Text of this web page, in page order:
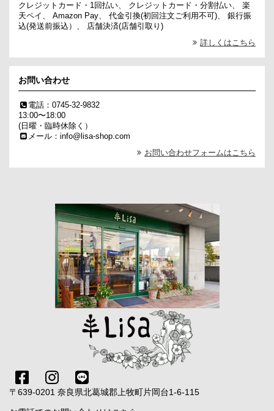
クレジットカード・1回払い、 クレジットカード・分割払い、 楽
天ペイ、 Amazon Pay、 代金引換(初回注文ご利用不可)、 銀行振
込(発送前振込）、 店舗決済(店舗引取り)
詳しくはこちら
お問い合わせ
電話：0745-32-9832
13:00〜18:00
(日曜・臨時休除く）
メール：info@lisa-shop.com
お問い合わせフォームはこちら
〒639-0201 奈良県北葛城郡上牧町片岡台1-6-115